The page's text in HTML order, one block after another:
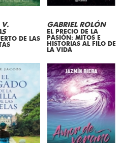
V.
DE LAS
GABRIEL ROLÓN
EL PRECIO DE LA
PASIÓN: MITOS E
HISTORIAS AL FILO DE
LA VIDA